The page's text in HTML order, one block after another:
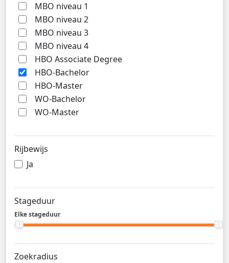
MBO niveau 1
MBO niveau 2
MBO niveau 3
MBO niveau 4
HBO Associate Degree
HBO-Bachelor
HBO-Master
WO-Bachelor
WO-Master
Rijbewijs
Ja
Stageduur
Elke stageduur
Zoekradius